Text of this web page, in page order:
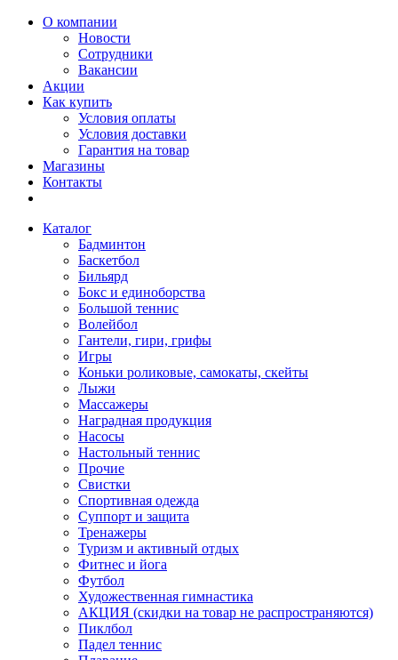
О компании
Новости
Сотрудники
Вакансии
Акции
Как купить
Условия оплаты
Условия доставки
Гарантия на товар
Магазины
Контакты
Каталог
Бадминтон
Баскетбол
Бильярд
Бокс и единоборства
Большой теннис
Волейбол
Гантели, гири, грифы
Игры
Коньки роликовые, самокаты, скейты
Лыжи
Массажеры
Наградная продукция
Насосы
Настольный теннис
Прочие
Свистки
Спортивная одежда
Суппорт и защита
Тренажеры
Туризм и активный отдых
Фитнес и йога
Футбол
Художественная гимнастика
АКЦИЯ (скидки на товар не распространяются)
Пиклбол
Падел теннис